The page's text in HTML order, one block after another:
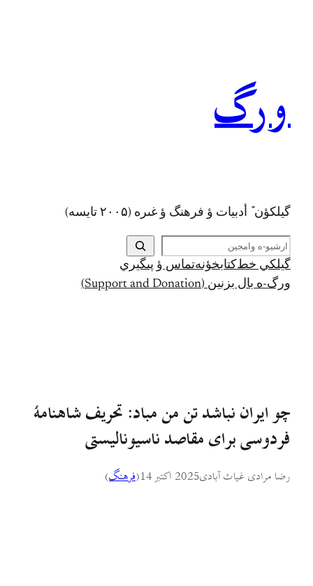
ورگ
گيلکؤن ٚ أدبیات ؤ فرهنگ ؤ غىره (۲۰۰۵ تايسه)
ج
س
ت
ج
گيلکي خط کتابخؤنهتماس ؤ پىگيري
ورگ-ه بال بزنين (Support and Donation)
چو ایران نباشد تن من مباد: تحریف شاهنامهٔ
فردوسی برای مقاصد ناسیونالیستی
رضا مرادی غیاث آبادی2025 اکتبر 14 (فرهنگ)